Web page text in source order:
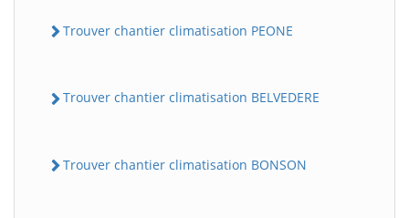
Trouver chantier climatisation PEONE
Trouver chantier climatisation BELVEDERE
Trouver chantier climatisation BONSON